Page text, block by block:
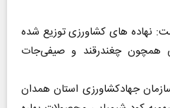
نهاده های کشاورزی توزیع شده
همچون چغندرقند و صیفی‌جات
جهادکشاورزی استان همدان